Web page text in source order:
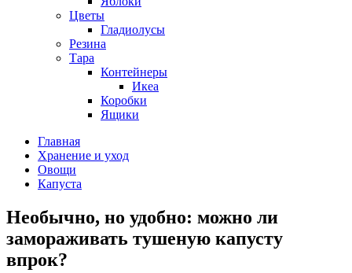
Цветы
Гладиолусы
Резина
Тара
Контейнеры
Икеа
Коробки
Ящики
Главная
Хранение и уход
Овощи
Капуста
Необычно, но удобно: можно ли
замораживать тушеную капусту
впрок?